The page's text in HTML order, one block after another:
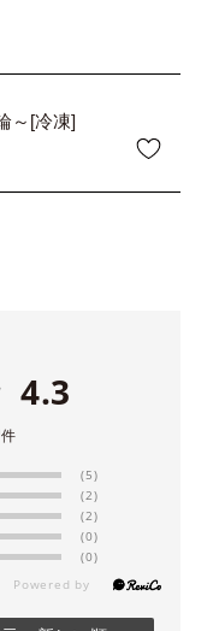
～[冷凍]
4.3
件
(5)
(2)
(2)
(0)
(0)